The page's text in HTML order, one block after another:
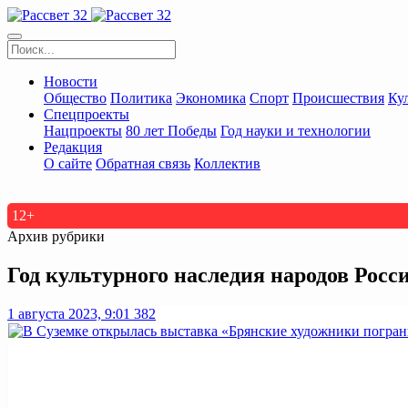
Новости
Общество Политика Экономика Спорт Происшествия
Спецпроекты
Нацпроекты 80 лет Победы Год науки и технологии
Редакция
О сайте Обратная связь Коллектив
12+
Архив рубрики
Год культурного наследия народов
1 августа 2023, 9:01 382